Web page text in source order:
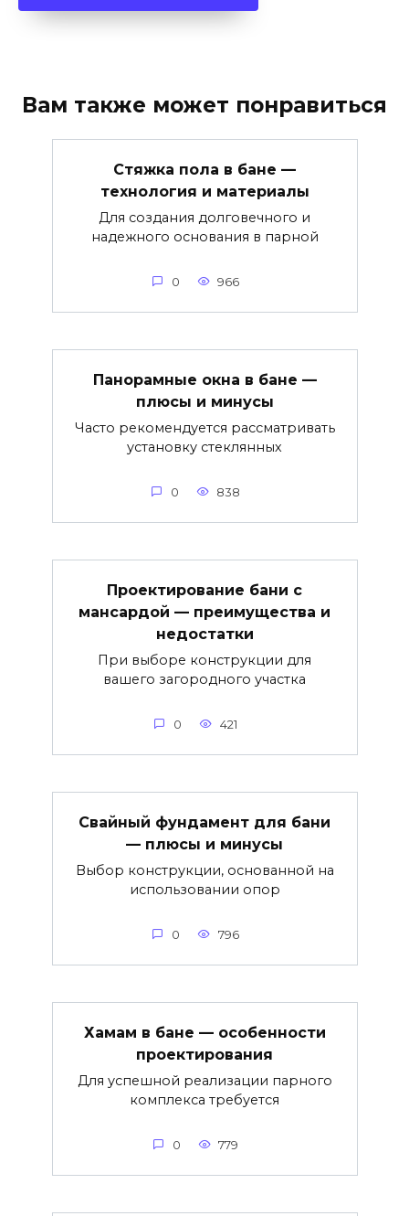
Вам также может понравиться
Стяжка пола в бане —
технология и материалы
Для создания долговечного и
надежного основания в парной
0 966
Панорамные окна в бане —
плюсы и минусы
Часто рекомендуется рассматривать
установку стеклянных
0 838
Проектирование бани с
мансардой — преимущества и
недостатки
При выборе конструкции для
вашего загородного участка
0 421
Свайный фундамент для бани
— плюсы и минусы
Выбор конструкции, основанной на
использовании опор
0 796
Хамам в бане — особенности
проектирования
Для успешной реализации парного
комплекса требуется
0 779